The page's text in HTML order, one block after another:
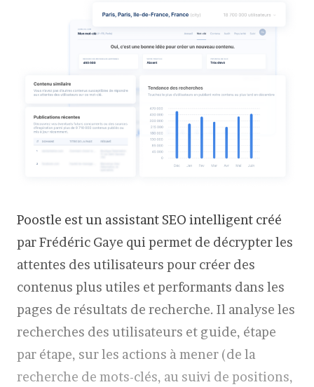
Poostle est un assistant SEO intelligent créé
par Frédéric Gaye qui permet de décrypter les
attentes des utilisateurs pour créer des
contenus plus utiles et performants dans les
pages de résultats de recherche. Il analyse les
recherches des utilisateurs et guide, étape
par étape, sur les actions à mener (de la
recherche de mots-clés, au suivi de positions,